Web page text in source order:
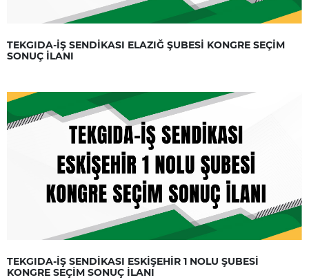
TEKGIDA-İŞ SENDİKASI ELAZIĞ ŞUBESİ KONGRE SEÇİM
SONUÇ İLANI
TEKGIDA-İŞ SENDİKASI ESKİŞEHİR 1 NOLU ŞUBESİ
KONGRE SEÇİM SONUÇ İLANI